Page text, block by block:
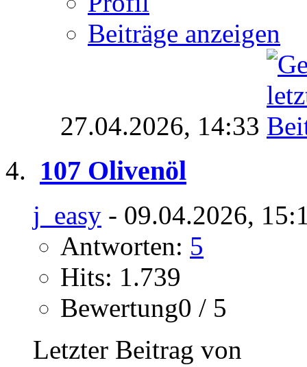
Beiträge anzeigen
27.04.2026, 14:33
107 Olivenöl
j_easy - 09.04.2026,
Antworten: 5
Hits: 1.739
Bewertung0 / 5
Letzter Beitrag von